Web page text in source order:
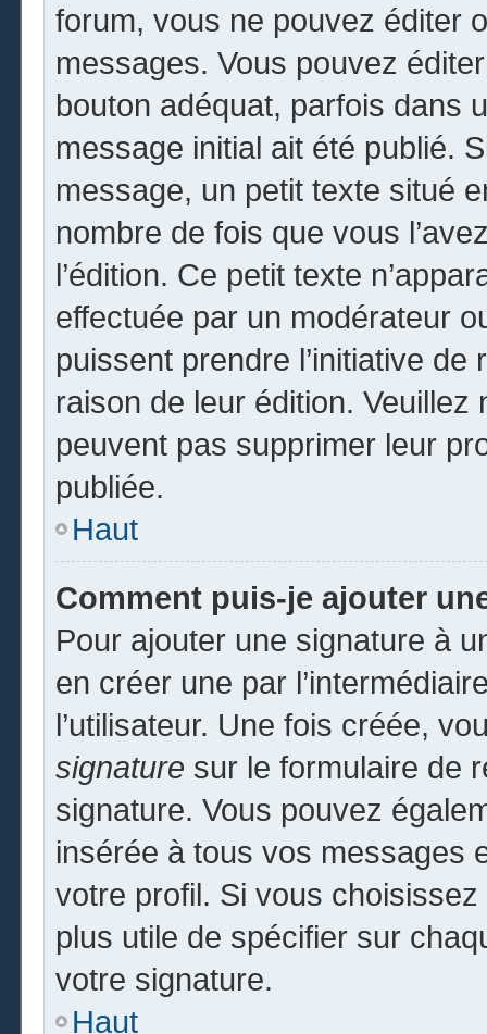
forum, vous ne pouvez éditer
messages. Vous pouvez
bouton adéquat, parfois dans
message initial ait été publié.
message, un petit texte situé
nombre de fois que vous
l’édition. Ce petit texte
effectuée par un modérateur
puissent prendre l’initiative
raison de leur édition.
peuvent pas supprimer leur
publiée.
Haut
Comment puis-je ajouter
Pour ajouter une signature à
en créer une par
l’utilisateur. Une fois créée,
signature sur le formulaire de
signature. Vous pouvez
insérée à tous vos messages
votre profil. Si vous
plus utile de spécifier sur
votre signature.
Haut